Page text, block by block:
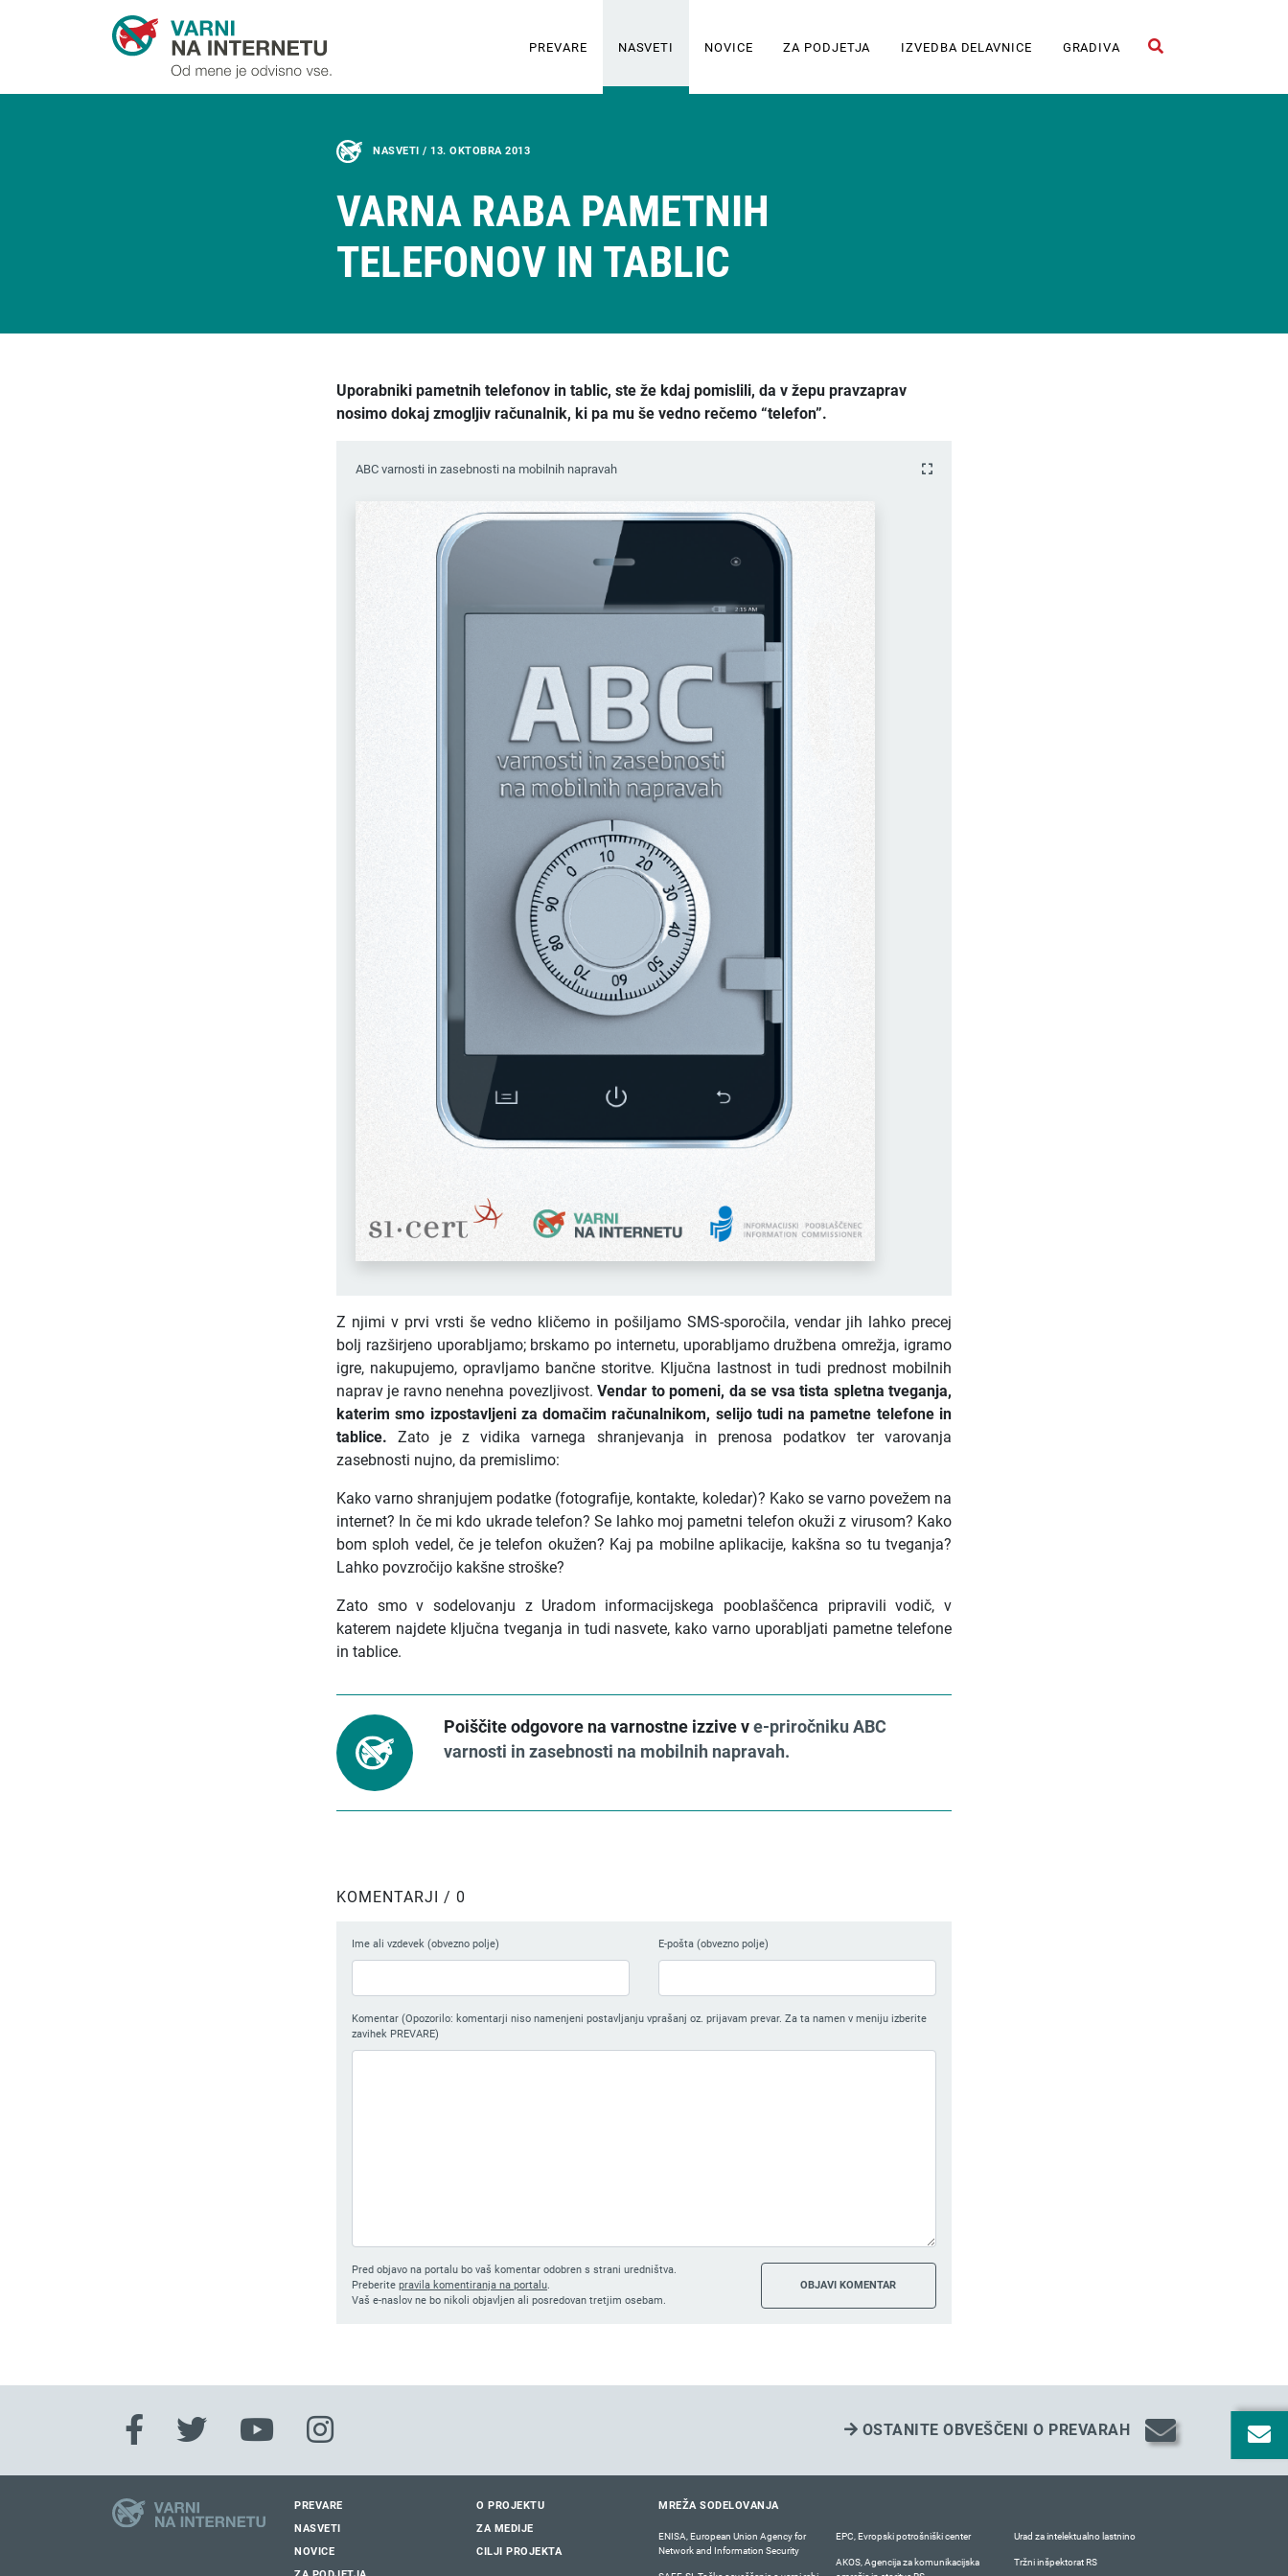
PREVARE NASVETI NOVICE ZA PODJETJA IZVEDBA DELAVNICE GRADIVA
NASVETI /13. OKTOBRA 2013
VARNA RABA PAMETNIH
TELEFONOV IN TABLIC
Uporabniki pametnih telefonov in tablic, ste že kdaj pomislili, da v žepu pravzaprav
nosimo dokaj zmogljiv računalnik, ki pa mu še vedno rečemo “telefon”.
ABC varnosti in zasebnosti na mobilnih napravah
Z njimi v prvi vrsti še vedno kličemo in pošiljamo SMS-sporočila, vendar jih lahko precej
bolj razširjeno uporabljamo; brskamo po internetu, uporabljamo družbena omrežja, igramo
igre, nakupujemo, opravljamo bančne storitve. Ključna lastnost in tudi prednost mobilnih
naprav je ravno nenehna povezljivost.Vendar to pomeni, da se vsa tista spletna tveganja,
katerim smo izpostavljeni za domačim računalnikom, selijo tudi na pametne telefone in
tablice.Zato je z vidika varnega shranjevanja in prenosa podatkov ter varovanja
zasebnosti nujno, da premislimo:
Kako varno shranjujem podatke (fotografije, kontakte, koledar)? Kako se varno povežem na
internet? In če mi kdo ukrade telefon? Se lahko moj pametni telefon okuži z virusom? Kako
bom sploh vedel, če je telefon okužen? Kaj pa mobilne aplikacije, kakšna so tu tveganja?
Lahko povzročijo kakšne stroške?
Zato smo v sodelovanju z Uradom informacijskega pooblaščenca pripravili vodič, v
katerem najdete ključna tveganja in tudi nasvete, kako varno uporabljati pametne telefone
in tablice.
Poiščite odgovore na varnostne izzive v e-priročniku ABC
varnosti in zasebnosti na mobilnih napravah.
KOMENTARJI / 0
Ime ali vzdevek (obvezno polje) E-pošta (obvezno polje)
Komentar (Opozorilo: komentarji niso namenjeni postavljanju vprašanj oz. prijavam prevar. Za ta namen v meniju izberite
zavihek PREVARE)
Pred objavo na portalu bo vaš komentar odobren s strani uredništva.
Preberite pravila komentiranja na portalu.
Vaš e-naslov ne bo nikoli objavljen ali posredovan tretjim osebam.
OSTANITE OBVEŠČENI O PREVARAH
PREVARE
NASVETI
NOVICE
O PROJEKTU
ZA MEDIJE
CILJI PROJEKTA
MREŽA SODELOVANJA
ENISA, European Union Agency for
Network and Information Security
EPC, Evropski potrošniški center
AKOS, Agencija za komunikacijska
Urad za intelektualno lastnino
Tržni inšpektorat RS